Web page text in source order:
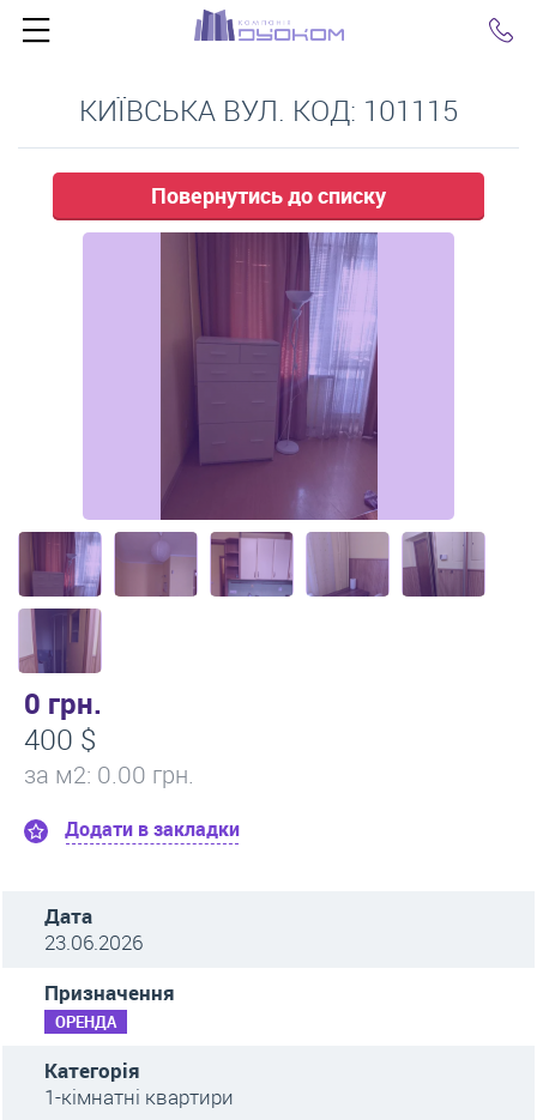
КИЇВСЬКА ВУЛ. КОД: 101115
Повернутись до списку
0 грн.
400 $
за м2: 0.00 грн.
Додати в закладки
Дата
23.06.2026
Призначення
ОРЕНДА
Категорія
1-кімнатні квартири